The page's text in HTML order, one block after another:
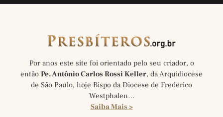
Por anos este site foi orientado pelo seu criador, o
então Pe. Antônio Carlos Rossi Keller, da Arquidiocese
de São Paulo, hoje Bispo da Diocese de Frederico
Westphalen…
Saiba Mais >